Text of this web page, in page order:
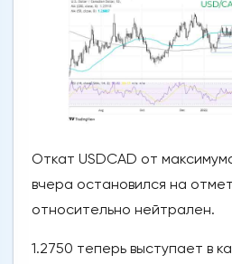
Откат USDCAD от
вчера остановился на
относительно нейтрален.
1.2750 теперь выступает в